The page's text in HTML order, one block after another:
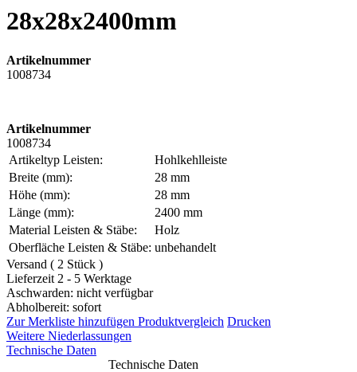
28x28x2400mm
Artikelnummer
1008734
Artikelnummer
1008734
Artikeltyp Leisten:
Hohlkehlleiste
Breite (mm):
28 mm
Höhe (mm):
28 mm
Länge (mm):
2400 mm
Material Leisten & Stäbe:
Holz
Oberfläche Leisten & Stäbe: unbehandelt
Versand ( 2 Stück )
Lieferzeit 2 - 5 Werktage
Aschwarden: nicht verfügbar
Abholbereit: sofort
Zur Merkliste hinzufügen Produktvergleich Drucken
Weitere Niederlassungen
Technische Daten
Technische Daten